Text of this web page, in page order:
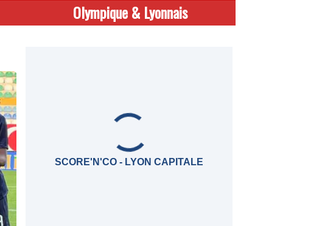
Olympique & Lyonnais
SCORE'N'CO - LYON CAPITALE